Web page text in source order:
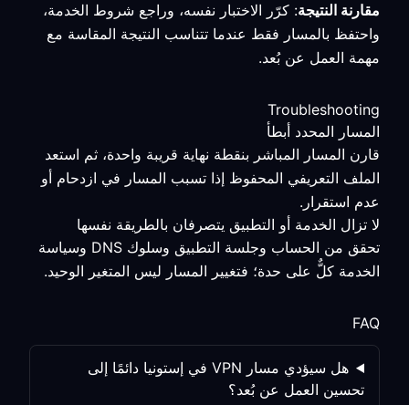
مقارنة النتيجة: كرّر الاختبار نفسه، وراجع شروط الخدمة،
واحتفظ بالمسار فقط عندما تتناسب النتيجة المقاسة مع
مهمة العمل عن بُعد.
Troubleshooting
المسار المحدد أبطأ
قارن المسار المباشر بنقطة نهاية قريبة واحدة، ثم استعد
الملف التعريفي المحفوظ إذا تسبب المسار في ازدحام أو
عدم استقرار.
لا تزال الخدمة أو التطبيق يتصرفان بالطريقة نفسها
تحقق من الحساب وجلسة التطبيق وسلوك DNS وسياسة
الخدمة كلٌّ على حدة؛ فتغيير المسار ليس المتغير الوحيد.
FAQ
هل سيؤدي مسار VPN في إستونيا دائمًا إلى
تحسين العمل عن بُعد؟